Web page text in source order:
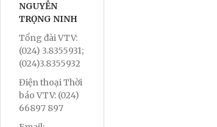
NGUYỄN
TRỌNG NINH
Tổng đài VTV:
(024) 3.8355931;
(024)3.8355932
Điện thoại Thời
báo VTV: (024)
66897 897